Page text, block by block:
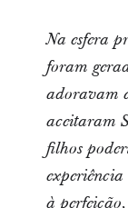
Na esfera
foram
adoravam
aceitaram
filhos
à